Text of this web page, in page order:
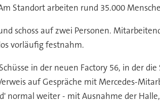
Standort arbeiten rund 35.000
schoss auf zwei Personen.
vorläufig festnahm.
in der neuen Factory 56, in der die
auf Gespräche mit Mercedes-
normal weiter - mit Ausnahme der